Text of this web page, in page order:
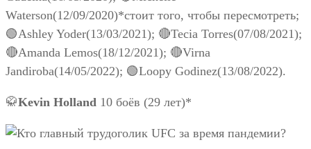
Waterson(12/09/2020)*стоит того, чтобы пересмотреть;
🟢Ashley Yoder(13/03/2021); 🔴Tecia Torres(07/08/2021);
🔴Amanda Lemos(18/12/2021); 🔴Virna
Jandiroba(14/05/2022); 🟢Loopy Godinez(13/08/2022).
🥋Kevin Holland 10 боёв (29 лет)*